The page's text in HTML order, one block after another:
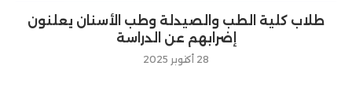
طلاب كلية الطب والصيدلة وطب الأسنان يعلنون
إضرابهم عن الدراسة
28 أكتوبر 2025